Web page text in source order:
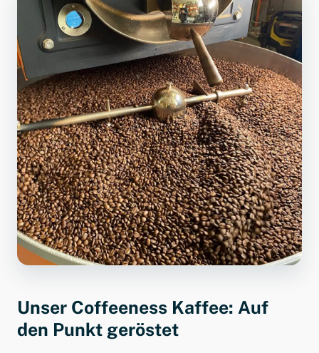
Unser Coffeeness Kaffee: Auf
den Punkt geröstet